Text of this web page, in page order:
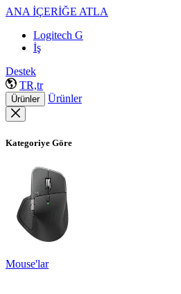
ANA İÇERİĞE ATLA
Logitech G
İş
Destek
TR,tr
Ürünler Ürünler
Kategoriye Göre
Mouse'lar